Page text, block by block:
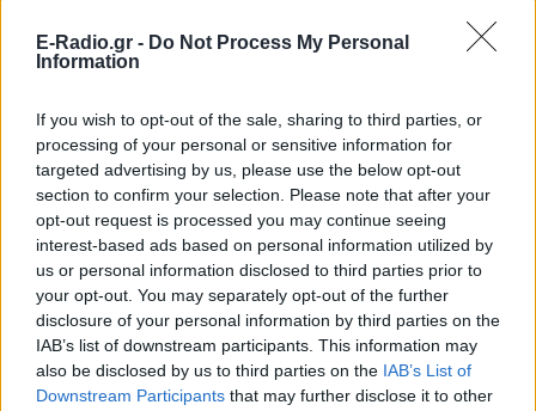
E-Radio.gr - Do Not Process My Personal
Information
If you wish to opt-out of the sale, sharing to third parties, or
processing of your personal or sensitive information for
targeted advertising by us, please use the below opt-out
section to confirm your selection. Please note that after your
opt-out request is processed you may continue seeing
interest-based ads based on personal information utilized by
us or personal information disclosed to third parties prior to
your opt-out. You may separately opt-out of the further
disclosure of your personal information by third parties on the
IAB’s list of downstream participants. This information may
also be disclosed by us to third parties on the IAB’s List of
Downstream Participants that may further disclose it to other
ΔΕΙΤΕ ΕΠΙΣΗΣ
ΣΤΗΝ ΙΔΙΑ ΚΑΤΗΓΟΡΙΑ
«Κάθε Τρίτη με τον Μόρι»: Η
μεγάλη θεατρική επιτυχία
επιστρέφει στο Θέατρο Ιλίσια